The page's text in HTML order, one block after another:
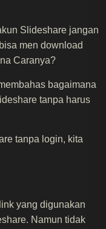
Slideshare jangan
men download
Caranya?
bagaimana
tanpa harus
tanpa login, kita
yang digunakan
Namun tidak